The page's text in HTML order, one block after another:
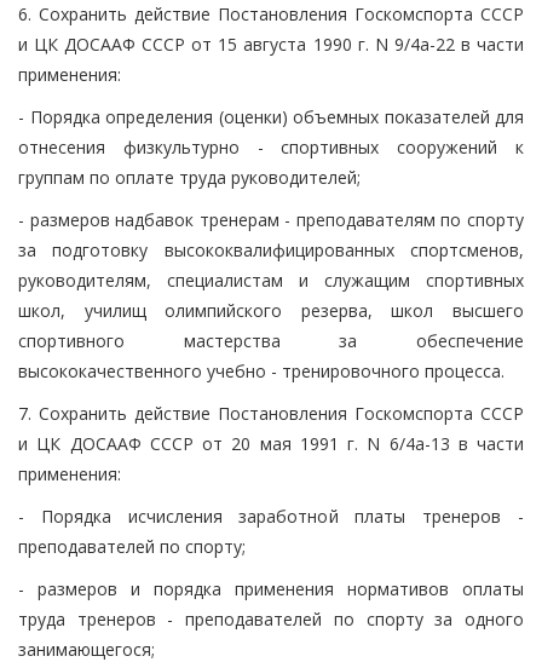
6. Сохранить действие Постановления Госкомспорта СССР
и ЦК ДОСААФ СССР от 15 августа 1990 г. N 9/4а-22 в части
применения:
- Порядка определения (оценки) объемных показателей для
отнесения физкультурно - спортивных сооружений к
группам по оплате труда руководителей;
- размеров надбавок тренерам - преподавателям по спорту
за подготовку высококвалифицированных спортсменов,
руководителям, специалистам и служащим спортивных
школ, училищ олимпийского резерва, школ высшего
спортивного мастерства за обеспечение
высококачественного учебно - тренировочного процесса.
7. Сохранить действие Постановления Госкомспорта СССР
и ЦК ДОСААФ СССР от 20 мая 1991 г. N 6/4а-13 в части
применения:
- Порядка исчисления заработной платы тренеров -
преподавателей по спорту;
- размеров и порядка применения нормативов оплаты
труда тренеров - преподавателей по спорту за одного
занимающегося;